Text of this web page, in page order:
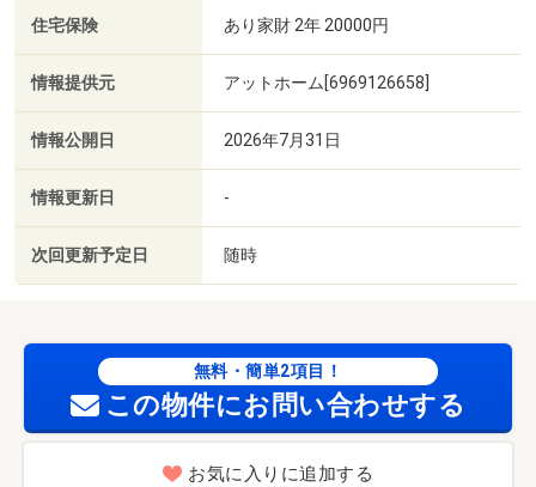
住宅保険 あり家財 2年 20000円
情報提供元 アットホーム[6969126658]
情報公開日 2026年7月31日
情報更新日 -
次回更新予定日 随時
無料・簡単2項目！
この物件にお問い合わせする
お気に入りに追加する